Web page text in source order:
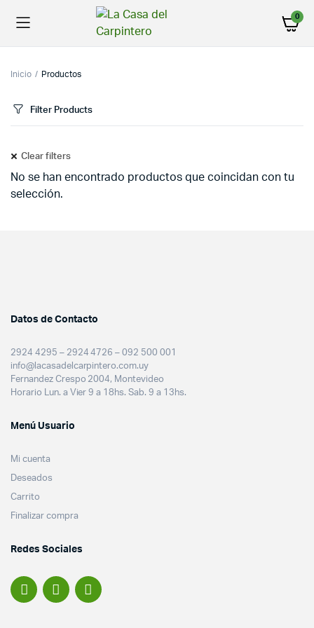
0
Inicio Productos
Filter Products
Clear filters
No se han encontrado productos que coincidan con tu
selección.
Datos de Contacto
2924 4295 – 2924 4726 – 092 500 001
info@lacasadelcarpintero.com.uy
Fernandez Crespo 2004, Montevideo
Horario Lun. a Vier 9 a 18hs. Sab. 9 a 13hs.
Menú Usuario
Mi cuenta
Deseados
Carrito
Finalizar compra
Redes Sociales